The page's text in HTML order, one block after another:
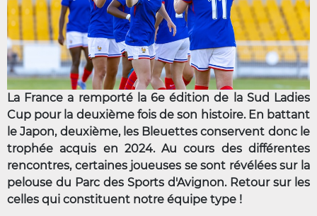
La France a remporté la 6e édition de la Sud Ladies
Cup pour la deuxième fois de son histoire. En battant
le Japon, deuxième, les Bleuettes conservent donc le
trophée acquis en 2024. Au cours des différentes
rencontres, certaines joueuses se sont révélées sur la
pelouse du Parc des Sports d'Avignon. Retour sur les
celles qui constituent notre équipe type !